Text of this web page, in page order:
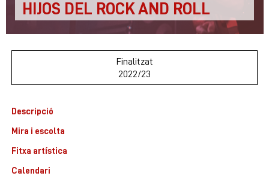
HIJOS DEL ROCK AND ROLL
Finalitzat
2022/23
Descripció
Mira i escolta
Fitxa artística
Calendari